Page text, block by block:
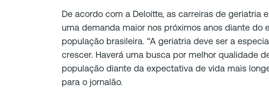
De acordo com a Deloitte, as carreiras de geriatria
uma demanda maior nos próximos anos diante do
população brasileira. “A geriatria deve ser a
crescer. Haverá uma busca por melhor qualidade
população diante da expectativa de vida mais
para o jornalão.